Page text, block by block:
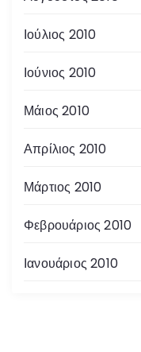
Ιούλιος 2010
Ιούνιος 2010
Μάιος 2010
Απρίλιος 2010
Μάρτιος 2010
Φεβρουάριος 2010
Ιανουάριος 2010